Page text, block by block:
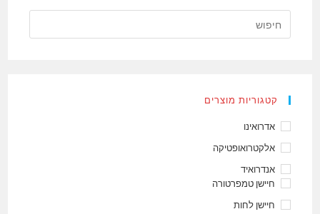
קטגוריות מוצרים
אדרואינו
אלקטרואופטיקה
אנדרואיד
חיישן טמפרטורה
חיישן לחות